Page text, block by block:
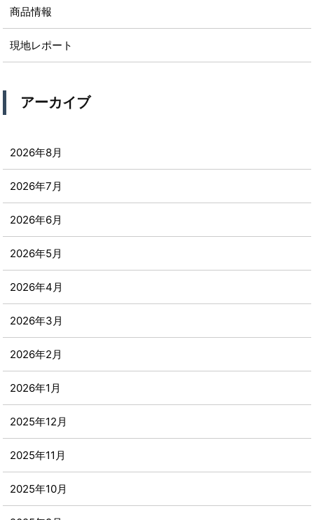
商品情報
現地レポート
アーカイブ
2026年8月
2026年7月
2026年6月
2026年5月
2026年4月
2026年3月
2026年2月
2026年1月
2025年12月
2025年11月
2025年10月